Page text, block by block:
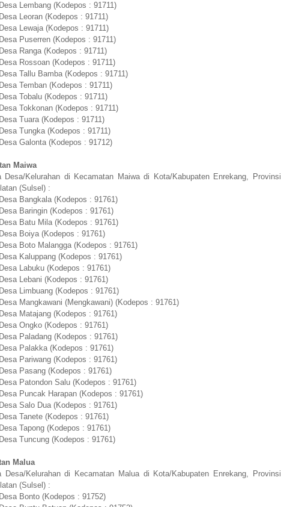
Lembang (Kodepos : 91711)
Leoran (Kodepos : 91711)
Lewaja (Kodepos : 91711)
Puserren (Kodepos : 91711)
Ranga (Kodepos : 91711)
Rossoan (Kodepos : 91711)
Tallu Bamba (Kodepos : 91711)
Temban (Kodepos : 91711)
Tobalu (Kodepos : 91711)
Tokkonan (Kodepos : 91711)
Tuara (Kodepos : 91711)
Tungka (Kodepos : 91711)
Galonta (Kodepos : 91712)
Maiwa
Desa/Kelurahan di Kecamatan Maiwa di Kota/Kabupaten Enrekang, Provinsi
(Sulsel) :
Bangkala (Kodepos : 91761)
Baringin (Kodepos : 91761)
Batu Mila (Kodepos : 91761)
Boiya (Kodepos : 91761)
Boto Malangga (Kodepos : 91761)
Kaluppang (Kodepos : 91761)
Labuku (Kodepos : 91761)
Lebani (Kodepos : 91761)
Limbuang (Kodepos : 91761)
Mangkawani (Mengkawani) (Kodepos : 91761)
Matajang (Kodepos : 91761)
Ongko (Kodepos : 91761)
Paladang (Kodepos : 91761)
Palakka (Kodepos : 91761)
Pariwang (Kodepos : 91761)
Pasang (Kodepos : 91761)
Patondon Salu (Kodepos : 91761)
Puncak Harapan (Kodepos : 91761)
Salo Dua (Kodepos : 91761)
Tanete (Kodepos : 91761)
Tapong (Kodepos : 91761)
Tuncung (Kodepos : 91761)
Malua
Desa/Kelurahan di Kecamatan Malua di Kota/Kabupaten Enrekang, Provinsi
(Sulsel) :
Bonto (Kodepos : 91752)